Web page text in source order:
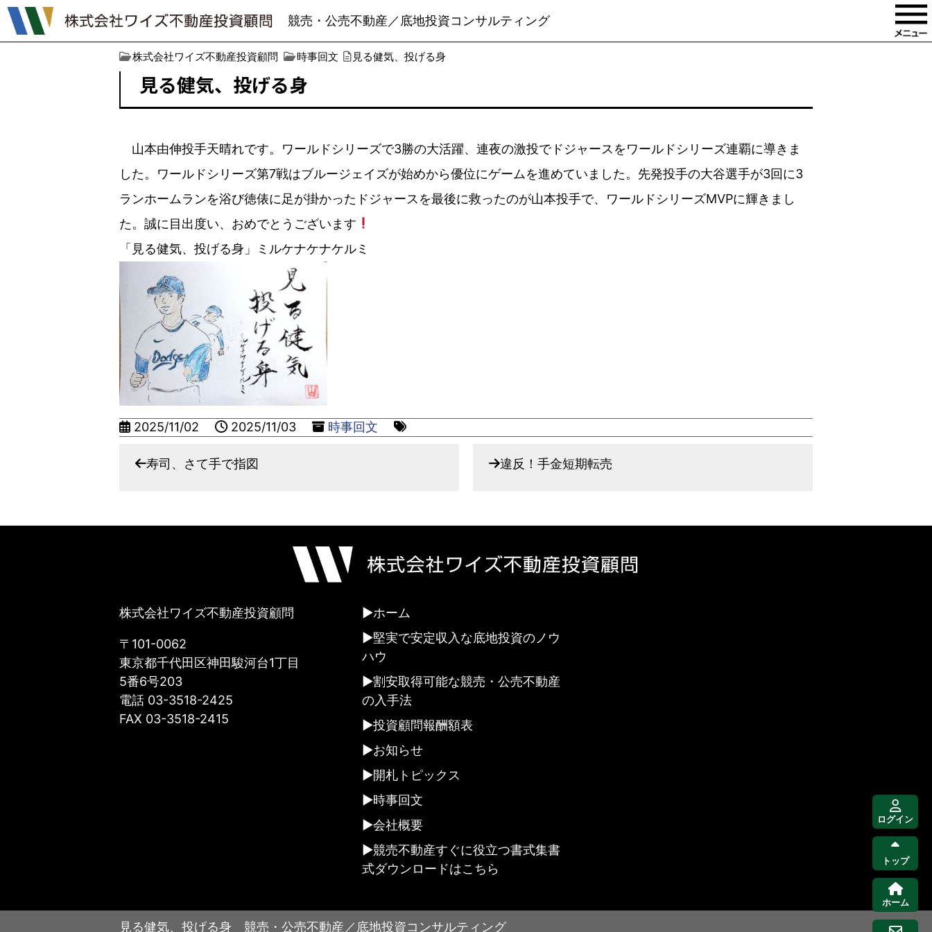
競売・公売不動産／底地投資コンサルティング
株式会社ワイズ不動産投資顧問 時事回文 見る健気、投げる身
見る健気、投げる身
山本由伸投手天晴れです。ワールドシリーズで3勝の大活躍、連夜の激投でドジャースをワールドシリーズ連覇に導きま
した。ワールドシリーズ第7戦はブルージェイズが始めから優位にゲームを進めていました。先発投手の大谷選手が3回に3
ランホームランを浴び徳俵に足が掛かったドジャースを最後に救ったのが山本投手で、ワールドシリーズMVPに輝きまし
た。誠に目出度い、おめでとうございます
「見る健気、投げる身」ミルケナケナケルミ
2025/11/02 2025/11/03 時事回文
寿司、さて手で指図 違反！手金短期転売
株式会社ワイズ不動産投資顧問
〒101-0062
東京都千代田区神田駿河台1丁目
5番6号203
電話 03-3518-2425
FAX 03-3518-2415
ホーム
堅実で安定収入な底地投資のノウ
ハウ
割安取得可能な競売・公売不動産
の入手法
投資顧問報酬額表
お知らせ
開札トピックス
時事回文
会社概要
競売不動産すぐに役立つ書式集書
式ダウンロードはこちら
見る健気、投げる身 競売・公売不動産／底地投資コンサルティング
ログイン
トップ
ホーム